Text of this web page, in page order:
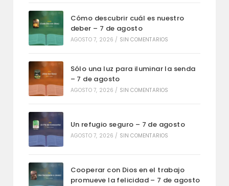
Cómo descubrir cuál es nuestro
deber – 7 de agosto
AGOSTO 7, 2026 / SIN COMENTARIOS
Sólo una luz para iluminar la senda
– 7 de agosto
AGOSTO 7, 2026 / SIN COMENTARIOS
Un refugio seguro – 7 de agosto
AGOSTO 7, 2026 / SIN COMENTARIOS
Cooperar con Dios en el trabajo
promueve la felicidad – 7 de agosto